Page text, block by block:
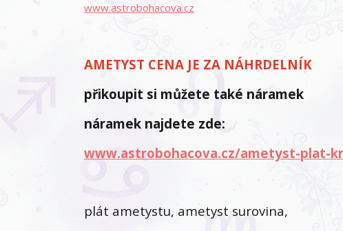
www.astrobohacova.cz
AMETYST CENA JE ZA NÁHRDELNÍK
přikoupit si můžete také náramek
náramek najdete zde:
www.astrobohacova.cz/ametyst-plat-
plát ametystu, ametyst surovina,